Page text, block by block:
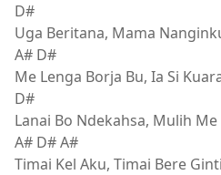
D#
Uga Beritana, Mama
A# D#
Me Lenga Borja Bu, Ia Si
D#
Lanai Bo Ndekahsa, Mulih
A# D# A#
Timai Kel Aku, Timai Bere